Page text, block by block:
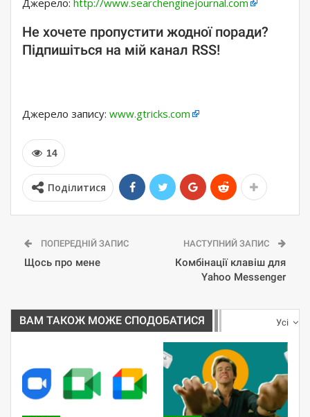
Джерело: http://www.searchenginejournal.com
Не хочете пропустити жодної поради?
Підпишіться на мій канал RSS!
Джерело запису: www.gtricks.com
14
Поділитися
ПОПЕРЕДНІЙ ЗАПИС
Щось про мене
НАСТУПНИЙ ЗАПИС
Комбінації клавіш для
Yahoo Messenger
Усі
ВАМ ТАКОЖ МОЖЕ СПОДОБАТИСЯ